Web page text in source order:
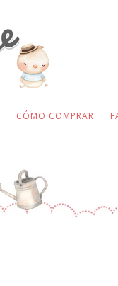
CÓMO COMPRAR